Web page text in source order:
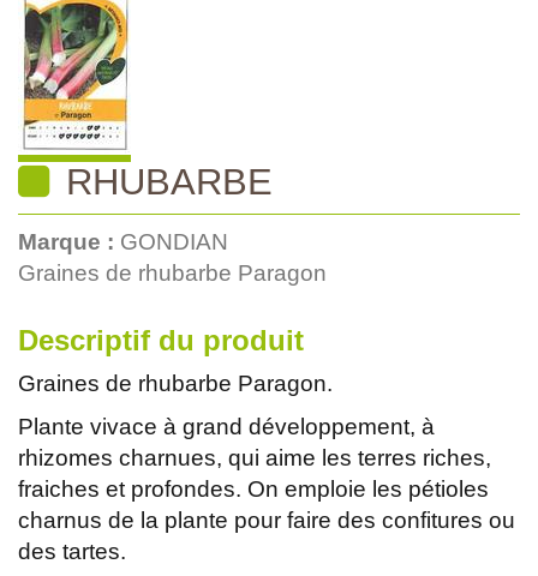
RHUBARBE
Marque : GONDIAN
Graines de rhubarbe Paragon
Descriptif du produit
Graines de rhubarbe Paragon.
Plante vivace à grand développement, à
rhizomes charnues, qui aime les terres riches,
fraiches et profondes. On emploie les pétioles
charnus de la plante pour faire des confitures ou
des tartes.